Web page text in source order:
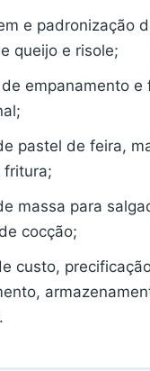
e padronização
queijo e risole;
empanamento e
pastel de feira,
fritura;
massa para
cocção;
custo,